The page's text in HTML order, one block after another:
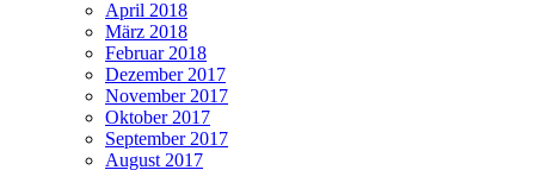
April 2018
März 2018
Februar 2018
Dezember 2017
November 2017
Oktober 2017
September 2017
August 2017